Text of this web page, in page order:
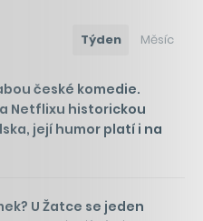
Týden Měsíc
české komedie.
Netflixu historickou
její humor platí i na
U Žatce se jeden